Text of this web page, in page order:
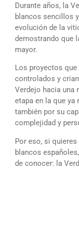
Durante años, la
blancos sencillos
evolución de la
demostrando que
mayor.
Los proyectos
controlados y
Verdejo hacia una
etapa en la que
también por su
complejidad y
Por eso, si
blancos
de conocer: la